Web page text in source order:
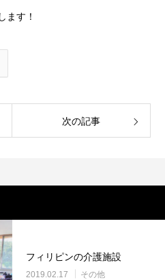
ます！
次の記事
フィリピンの介護施設
2019.02.17 その他